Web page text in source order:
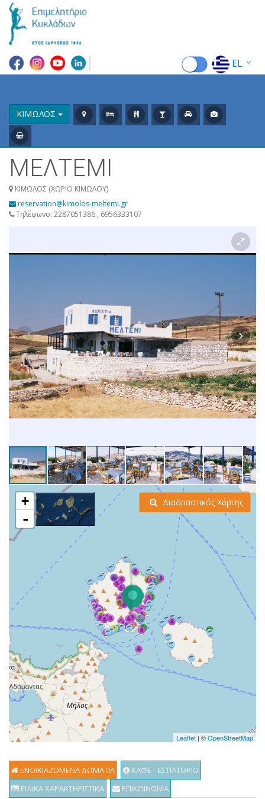
EL
CN
ΚΙΜΩΛΟΣ
ΜΕΛΤΕΜΙ
ΚΙΜΩΛΟΣ (ΧΩΡΙΟ ΚΙΜΩΛΟΥ)
reservation@kimolos-meltemi.gr
Τηλέφωνο: 2287051386 , 6956333107
+
-
Leaflet | ©OpenStreetMap
Διαδραστικός Χάρτης
ΕΝΟΙΚΙΑΖΟΜΕΝΑ ΔΩΜΑΤΙΑ
ΚΑΦΕ - ΕΣΤΙΑΤΟΡΙΟ
ΕΙΔΙΚΑ ΧΑΡΑΚΤΗΡΙΣΤΙΚΑ
ΕΠΙΚΟΙΝΩΝΙΑ